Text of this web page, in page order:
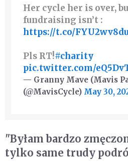
Her cycle her is over,
fundraising isn’t :
https://t.co/
Pls RT!#charity
pic.twitter.com/
— Granny Mave (Mavis
(@MavisCycle) May 30,
"Byłam bardzo
tylko same trudy